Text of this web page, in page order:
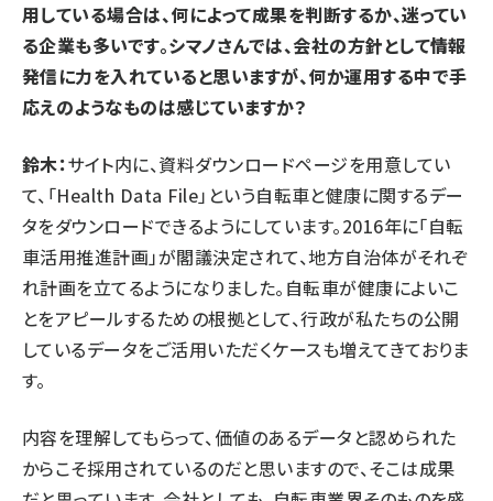
用している場合は、何によって成果を判断するか、迷ってい
る企業も多いです。シマノさんでは、会社の方針として情報
発信に力を入れていると思いますが、何か運用する中で手
応えのようなものは感じていますか？
鈴木：サイト内に、資料ダウンロードページを用意してい
て、「Health Data File」という自転車と健康に関するデー
タをダウンロードできるようにしています。2016年に「自転
車活用推進計画」が閣議決定されて、地方自治体がそれぞ
れ計画を立てるようになりました。自転車が健康によいこ
とをアピールするための根拠として、行政が私たちの公開
しているデータをご活用いただくケースも増えてきておりま
す。
内容を理解してもらって、価値のあるデータと認められた
からこそ採用されているのだと思いますので、そこは成果